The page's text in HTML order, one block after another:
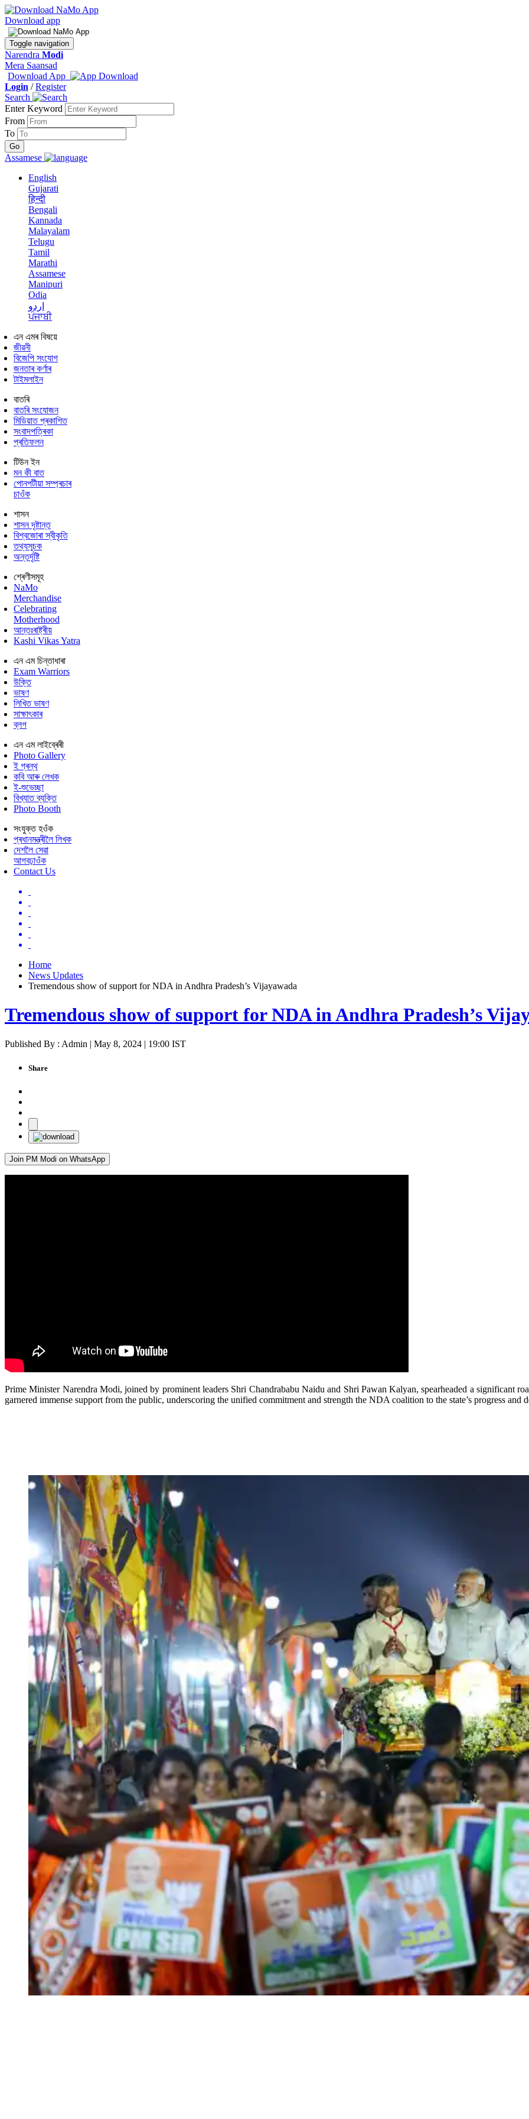
Download app
Toggle navigation
Narendra Modi
Mera Saansad
Download App
Login /Register
Search
Enter Keyword
From
To
Assamese
English
Gujarati
हिन्दी
Bengali
Kannada
Malayalam
Telugu
Tamil
Marathi
Assamese
Manipuri
Odia
اردو
ਪੰਜਾਬੀ
এন এমৰ বিষয়ে
জীৱনী
বিজেপি সংযোগ
জনতাৰ কৰ্ণাৰ
টাইমলাইন
বাতৰি
বাতৰি সংযোজন
মিডিয়াত প্ৰকাশিত
সংবাদপত্ৰিকা
প্ৰতিফলন
টিউন ইন
মন কী বাত
পোনপটীয়া সম্প্ৰচাৰ
চাওঁক
শাসন
শাসন দৃষ্টান্ত
বিশ্বজোৰা স্বীকৃতি
তথ্যসূচক
অন্তৰ্দৃষ্টি
শ্ৰেণীসমূহ
NaMo
Merchandise
Celebrating
Motherhood
আন্তঃৰাষ্ট্ৰীয়
Kashi Vikas Yatra
এন এম চিন্তাধাৰা
Exam Warriors
উক্তি
ভাষণ
লিখিত ভাষণ
সাক্ষাৎকাৰ
ব্লগ
এন এম লাইব্ৰেৰী
Photo Gallery
ই গ্ৰন্থ
কবি আৰু লেখক
ই-শুভেচ্ছা
বিখ্যাত ব্যক্তি
Photo Booth
সংযুক্ত হওঁক
প্ৰধানমন্ত্ৰীলৈ লিখক
দেশলৈ সেৱা
আগবঢ়াওঁক
Contact Us
Home
News Updates
Tremendous show of support for NDA in Andhra Pradesh’s Vijayawada
Tremendous show of support for NDA in Andhra Pradesh’s
Published By : Admin | May 8, 2024 | 19:00 IST
Share
Join PM Modi on WhatsApp
Prime Minister Narendra Modi, joined by prominent leaders Shri Chandrababu Naidu and Shri Pawan Kalyan, spearheaded a significant
garnered immense support from the public, underscoring the unified commitment and strength the NDA coalition to the state’s progress and